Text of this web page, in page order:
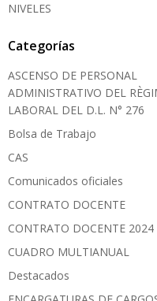
NIVELES
Categorías
ASCENSO DE PERSONAL
ADMINISTRATIVO DEL
LABORAL DEL D.L. N° 276
Bolsa de Trabajo
CAS
Comunicados oficiales
CONTRATO DOCENTE
CONTRATO DOCENTE 2024
CUADRO MULTIANUAL
Destacados